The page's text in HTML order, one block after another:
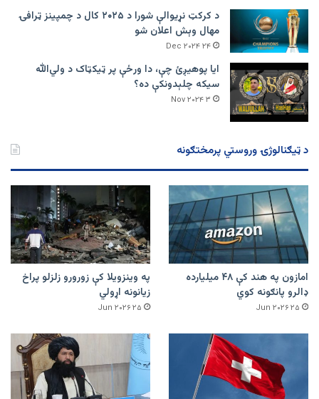
د کرکټ نړیوالې شورا د ۲۰۲۵ کال د چمپینز ټرافۍ
مهال وېش اعلان شو
۲۴ Dec ۲۰۲۴
ایا پوهیږئ چې، دا ورځې پر ټيکټاک د ولي‌الله
سیکه چلېدونکې ده؟
۳ Nov ۲۰۲۴
د ټیګنالوژۍ وروستي پرمختګونه
امازون په هند کې ۴۸ میلیارده
ډالرو پانګونه کوي
۲۵ Jun ۲۰۲۶
په وینزویلا کې زورورو زلزلو پراخ
زیانونه اړولي
۲۵ Jun ۲۰۲۶